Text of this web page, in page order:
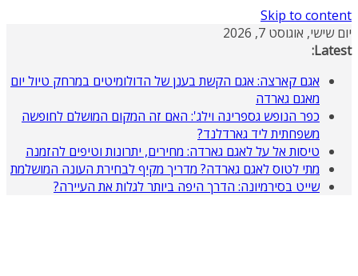
Skip to content
יום שישי, אוגוסט 7, 2026
Latest:
אגם קארצה: אגם הקשת בענן של הדולומיטים במרחק טיול יום
מאגם גארדה
כפר הנופש גספרינה וילג': האם זה המקום המושלם לחופשה
משפחתית ליד גארדלנד?
טיסות אל על לאגם גארדה: מחירים, יתרונות וטיפים להזמנה
מתי לטוס לאגם גארדה? מדריך מקיף לבחירת העונה המושלמת
שייט בסירמיונה: הדרך היפה ביותר לגלות את העיירה?